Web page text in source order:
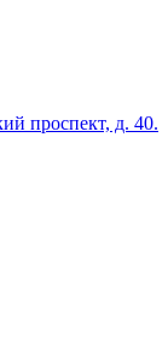
проспект, д. 40.